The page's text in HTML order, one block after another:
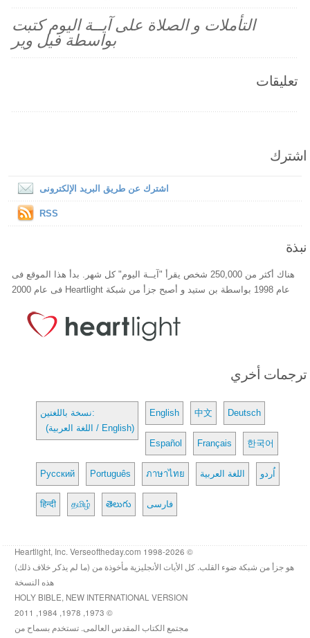
التأملات و الصلاة على آيــة اليوم كتبت
بواسطة فيل وير
تعليقات
اشترك
اشترك عن طريق البريد الإلكترونى
RSS
نبذة
هناك أكثر من 250,000 شخص يقرأ "آيــة اليوم" كل شهر. بدأ هذا الموقع فى
عام 1998 بواسطة بن ستيد و أصبح جزأ من شبكة Heartlight فى عام 2000
ترجمات أخري
نسخة باللغتين:
(اللغة العربية / English)
English 中文 Deutsch
Español Français 한국어
Русский Português ภาษาไทย اللغة العربية اُردو
हिन्दी தமிழ் తెలుగు فارسی
© 1998-2026 Heartlight, Inc. Verseoftheday.com
هو جزأ من شبكة ضوء القلب. كل الأيات الأنجليزية مأخوذة من (ما لم يذكر خلاف ذلك)
هذه النسخة
HOLY BIBLE, NEW INTERNATIONAL VERSION
© 1973, 1978, 1984, 2011
مجتمع الكتاب المقدس العالمى. تستخدم بسماح من